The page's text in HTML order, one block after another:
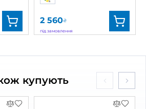
17 Вт
2 560₴
під замовлення
Артикул: 0000217478
125 мм
Потужність:
купують